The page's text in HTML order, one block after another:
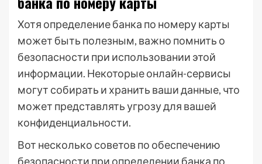
Хотя определение банка по номеру карты
может быть полезным, важно помнить о
безопасности при использовании этой
информации. Некоторые онлайн-сервисы
могут собирать и хранить ваши данные, что
может представлять угрозу для вашей
конфиденциальности.
Вот несколько советов по обеспечению
безопасности при определении банка по